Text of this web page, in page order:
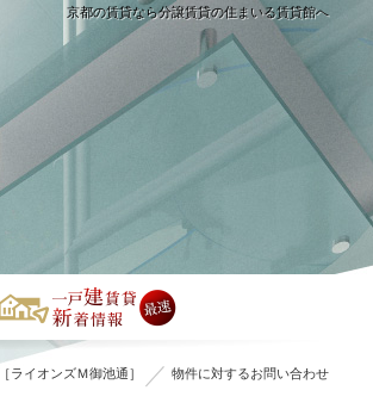
京都の賃貸なら分譲賃貸の住まいる賃貸館へ
ライオンズＭ御池通］ 物件に対するお問い合わせ